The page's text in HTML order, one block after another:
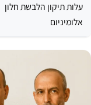
עלות תיקון הלבשת חלון
אלומיניום